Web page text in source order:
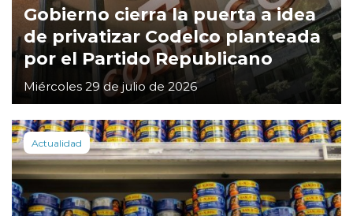
Gobierno cierra la puerta a idea
de privatizar Codelco planteada
por el Partido Republicano
Miércoles 29 de julio de 2026
Actualidad